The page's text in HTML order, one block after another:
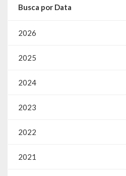
Busca por Data
2026
2025
2024
2023
2022
2021